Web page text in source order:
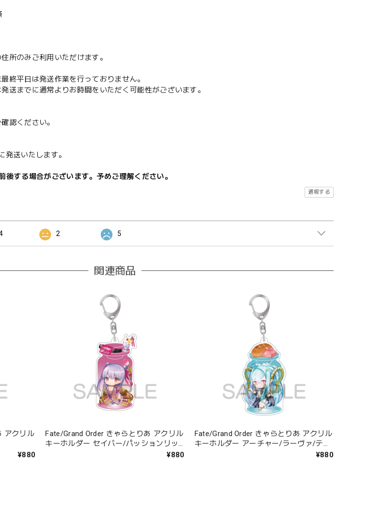
所のみご利用いただけます。
終平日は発送作業を行っておりません。
送までに通常よりお時間をいただく可能性がございます。
認ください。
発送いたします。
後する場合がございます。予めご理解ください。
通報する
2 5
関連商品
アクリル
¥880
Fate/Grand Order きゃらとりあ アクリル
キーホルダー セイバー/パッションリッ
¥880
Fate/Grand Order きゃらとりあ アクリル
キーホルダー アーチャー/ラーヴァ/ティ
¥880